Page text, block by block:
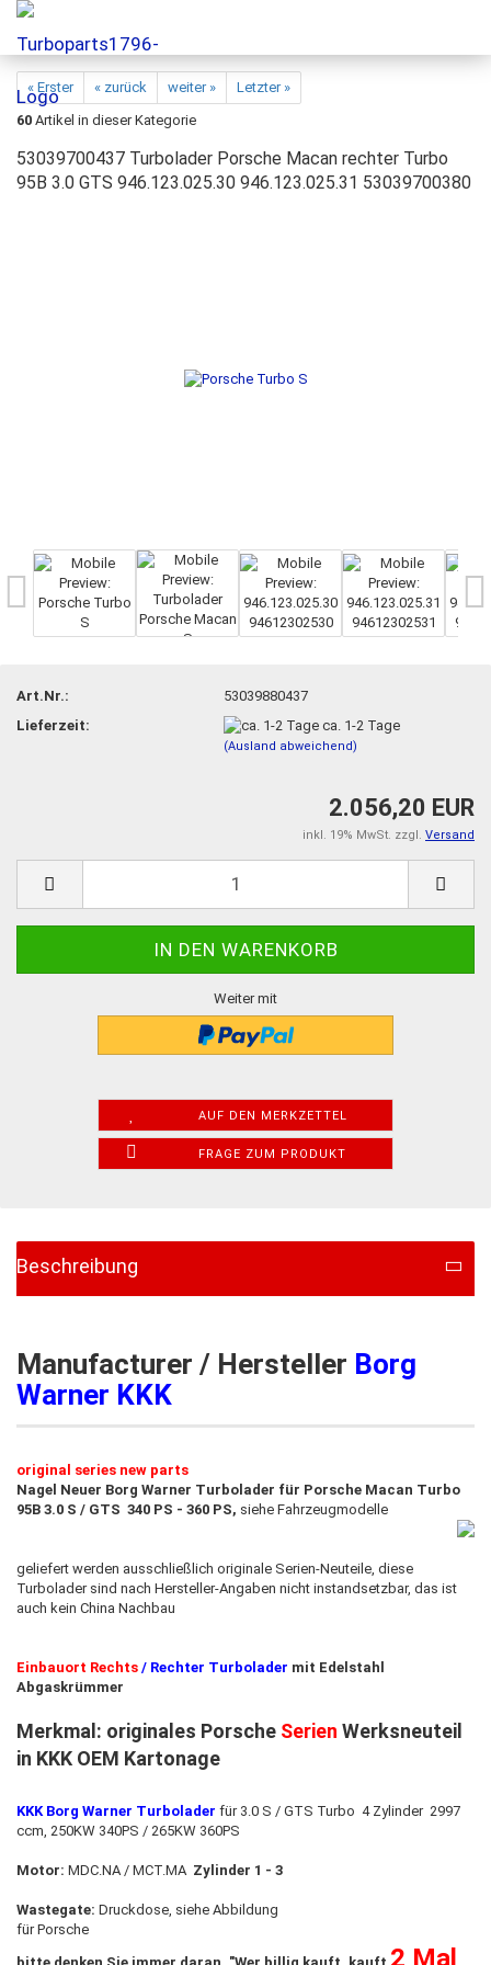
« Erster « zurück weiter »
Letzter »
60 Artikel in dieser Kategorie
53039700437 Turbolader Porsche Macan rechter Turbo
95B 3.0 GTS 946.123.025.30 946.123.025.31 53039700380
Art.Nr.:
53039880437
Lieferzeit:
ca. 1-2 Tage
(Ausland abweichend)
2.056,20 EUR
inkl. 19% MwSt. zzgl. Versand
Weiter mit
AUF DEN MERKZETTEL
FRAGE ZUM PRODUKT
Beschreibung
Manufacturer / Hersteller Borg
Warner KKK
original series new parts​
Nagel Neuer Borg Warner Turbolader für Porsche Macan Turbo
95B 3.0 S / GTS 340 PS - 360 PS, siehe Fahrzeugmodelle
geliefert werden ausschließlich originale Serien-Neuteile, diese
Turbolader sind nach Hersteller-Angaben nicht instandsetzbar, das ist
auch kein China Nachbau
Einbauort Rechts / Rechter Turbolader​ mit Edelstahl
Abgaskrümmer
Merkmal: originales Porsche Serien Werksneuteil
in KKK OEM Kartonage
KKK Borg Warner Turbolader für 3.0 S / GTS Turbo 4 Zylinder 2997
ccm, 250KW 340PS / 265KW 360PS
Motor: MDC.NA / MCT.MA Zylinder 1 - 3
Wastegate: Druckdose, siehe Abbildung
für Porsche
2 Mal